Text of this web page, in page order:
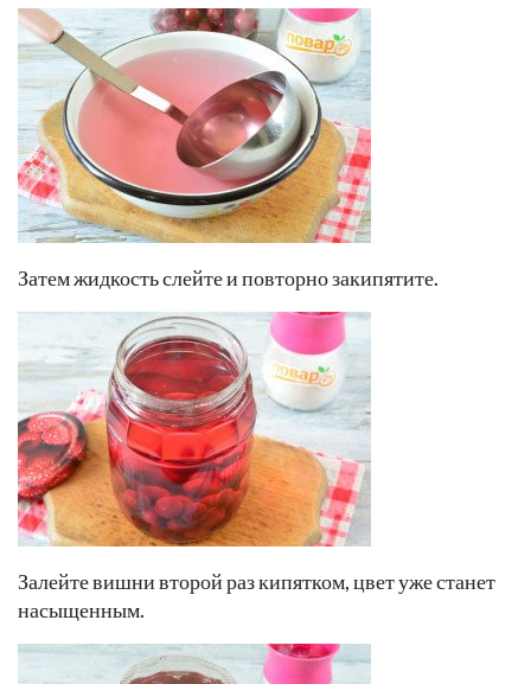
Затем жидкость слейте и повторно закипятите.
Залейте вишни второй раз кипятком, цвет уже станет
насыщенным.